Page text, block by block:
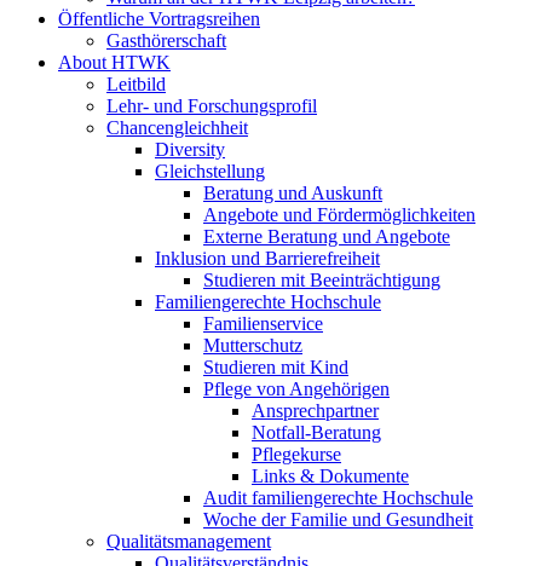
Öffentliche Vortragsreihen
Gasthörerschaft
About HTWK
Leitbild
Lehr- und Forschungsprofil
Chancengleichheit
Diversity
Gleichstellung
Beratung und Auskunft
Angebote und Fördermöglichkeiten
Externe Beratung und Angebote
Inklusion und Barrierefreiheit
Studieren mit Beeinträchtigung
Familiengerechte Hochschule
Familienservice
Mutterschutz
Studieren mit Kind
Pflege von Angehörigen
Ansprechpartner
Notfall-Beratung
Pflegekurse
Links & Dokumente
Audit familiengerechte Hochschule
Woche der Familie und Gesundheit
Qualitätsmanagement